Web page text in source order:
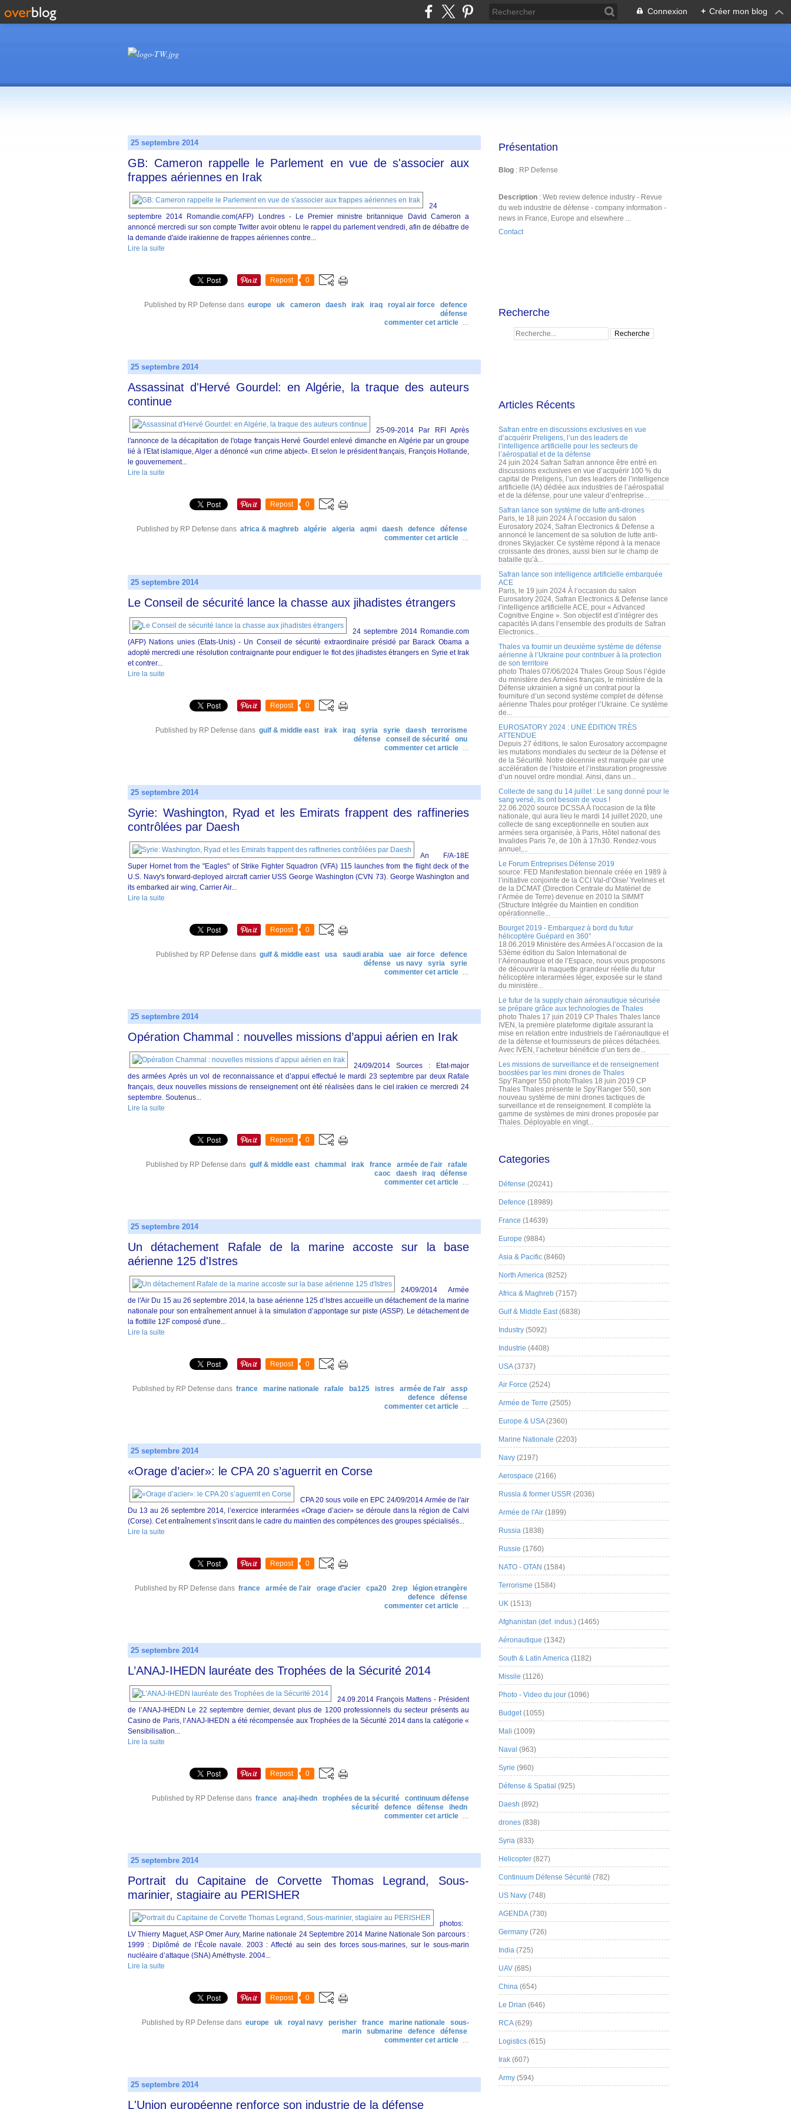
Connexion + Créer mon blog
25 septembre 2014
GB: Cameron rappelle le Parlement en vue de s'associer aux
frappes aériennes en Irak
24
septembre 2014 Romandie.com(AFP) Londres - Le Premier ministre britannique David Cameron a
annoncé mercredi sur son compte Twitter avoir obtenu le rappel du parlement vendredi, afin de débattre de
la demande d'aide irakienne de frappes aériennes contre...
Lire la suite
Repost 0
Published by RP Defense dans europe uk cameron daesh irak iraq royal air force
defence
défense
commenter cet article …
25 septembre 2014
Assassinat d'Hervé Gourdel: en Algérie, la traque des auteurs
continue
25-09-2014 Par RFI Après
l'annonce de la décapitation de l'otage français Hervé Gourdel enlevé dimanche en Algérie par un groupe
lié à l'Etat islamique, Alger a dénoncé «un crime abject». Et selon le président français, François Hollande,
le gouvernement...
Lire la suite
Repost 0
Published by RP Defense dans africa & maghreb algérie algeria aqmi daesh defence
défense
commenter cet article …
25 septembre 2014
Le Conseil de sécurité lance la chasse aux jihadistes étrangers
24 septembre 2014 Romandie.com
(AFP) Nations unies (Etats-Unis) - Un Conseil de sécurité extraordinaire présidé par Barack Obama a
adopté mercredi une résolution contraignante pour endiguer le flot des jihadistes étrangers en Syrie et Irak
et contrer...
Lire la suite
Repost 0
Published by RP Defense dans gulf & middle east irak iraq syria syrie daesh
terrorisme
défense
conseil de sécurité
onu
commenter cet article …
25 septembre 2014
Syrie: Washington, Ryad et les Emirats frappent des raffineries
contrôlées par Daesh
An F/A-18E
Super Hornet from the "Eagles" of Strike Fighter Squadron (VFA) 115 launches from the flight deck of the
U.S. Navy's forward-deployed aircraft carrier USS George Washington (CVN 73). George Washington and
its embarked air wing, Carrier Air...
Lire la suite
Repost 0
Published by RP Defense dans gulf & middle east usa saudi arabia uae air force
defence
défense
us navy syria
syrie
commenter cet article …
25 septembre 2014
Opération Chammal : nouvelles missions d’appui aérien en Irak
24/09/2014 Sources : Etat-major
des armées Après un vol de reconnaissance et d’appui effectué le mardi 23 septembre par deux Rafale
français, deux nouvelles missions de renseignement ont été réalisées dans le ciel irakien ce mercredi 24
septembre. Soutenus...
Lire la suite
Repost 0
Published by RP Defense dans gulf & middle east chammal irak france armée de l'air
rafale
caoc
daesh iraq
défense
commenter cet article …
25 septembre 2014
Un détachement Rafale de la marine accoste sur la base
aérienne 125 d'Istres
24/09/2014 Armée
de l'Air Du 15 au 26 septembre 2014, la base aérienne 125 d’Istres accueille un détachement de la marine
nationale pour son entraînement annuel à la simulation d’appontage sur piste (ASSP). Le détachement de
la flottille 12F composé d'une...
Lire la suite
Repost 0
Published by RP Defense dans france marine nationale rafale ba125 istres armée de l'air
assp
defence
défense
commenter cet article …
25 septembre 2014
«Orage d’acier»: le CPA 20 s’aguerrit en Corse
CPA 20 sous voile en EPC 24/09/2014 Armée de l'air
Du 13 au 26 septembre 2014, l’exercice interarmées «Orage d’acier» se déroule dans la région de Calvi
(Corse). Cet entraînement s’inscrit dans le cadre du maintien des compétences des groupes spécialisés...
Lire la suite
Repost 0
Published by RP Defense dans france armée de l'air orage d’acier cpa20 2rep
légion etrangère
defence
défense
commenter cet article …
25 septembre 2014
L’ANAJ-IHEDN lauréate des Trophées de la Sécurité 2014
24.09.2014 François Mattens - Président
de l’ANAJ-IHEDN Le 22 septembre dernier, devant plus de 1200 professionnels du secteur présents au
Casino de Paris, l’ANAJ-IHEDN a été récompensée aux Trophées de la Sécurité 2014 dans la catégorie «
Sensibilisation...
Lire la suite
Repost 0
Published by RP Defense dans france anaj-ihedn trophées de la sécurité
continuum défense
sécurité
defence défense
ihedn
commenter cet article …
25 septembre 2014
Portrait du Capitaine de Corvette Thomas Legrand, Sous-
marinier, stagiaire au PERISHER
photos:
LV Thierry Maguet, ASP Omer Aury, Marine nationale 24 Septembre 2014 Marine Nationale Son parcours :
1999 : Diplômé de l’École navale. 2003 : Affecté au sein des forces sous-marines, sur le sous-marin
nucléaire d’attaque (SNA) Améthyste. 2004...
Lire la suite
Repost 0
Published by RP Defense dans europe uk royal navy perisher france marine nationale
sous-
marin
submarine defence
défense
commenter cet article …
25 septembre 2014
L'Union européenne renforce son industrie de la défense
Présentation
Blog : RP Defense
Description : Web review defence industry - Revue
du web industrie de défense - company information -
news in France, Europe and elsewhere ...
Contact
Recherche
Articles Récents
Safran entre en discussions exclusives en vue
d’acquérir Preligens, l’un des leaders de
l’intelligence artificielle pour les secteurs de
l’aérospatial et de la défense
24 juin 2024 Safran Safran annonce être entré en
discussions exclusives en vue d’acquérir 100 % du
capital de Preligens, l’un des leaders de l’intelligence
artificielle (IA) dédiée aux industries de l’aérospatial
et de la défense, pour une valeur d’entreprise...
Safran lance son système de lutte anti-drones
Paris, le 18 juin 2024 À l’occasion du salon
Eurosatory 2024, Safran Electronics & Defense a
annoncé le lancement de sa solution de lutte anti-
drones Skyjacker. Ce système répond à la menace
croissante des drones, aussi bien sur le champ de
bataille qu’à...
Safran lance son intelligence artificielle embarquée
ACE
Paris, le 19 juin 2024 À l’occasion du salon
Eurosatory 2024, Safran Electronics & Defense lance
l’intelligence artificielle ACE, pour « Advanced
Cognitive Engine ». Son objectif est d’intégrer des
capacités IA dans l’ensemble des produits de Safran
Electronics...
Thales va fournir un deuxième système de défense
aérienne à l’Ukraine pour contribuer à la protection
de son territoire
photo Thales 07/06/2024 Thales Group Sous l’égide
du ministère des Armées français, le ministère de la
Défense ukrainien a signé un contrat pour la
fourniture d’un second système complet de défense
aérienne Thales pour protéger l’Ukraine. Ce système
de...
EUROSATORY 2024 : UNE ÉDITION TRÈS
ATTENDUE
Depuis 27 éditions, le salon Eurosatory accompagne
les mutations mondiales du secteur de la Défense et
de la Sécurité. Notre décennie est marquée par une
accélération de l’histoire et l’instauration progressive
d’un nouvel ordre mondial. Ainsi, dans un...
Collecte de sang du 14 juillet : Le sang donné pour le
sang versé, ils ont besoin de vous !
22.06.2020 source DCSSA À l'occasion de la fête
nationale, qui aura lieu le mardi 14 juillet 2020, une
collecte de sang exceptionnelle en soutien aux
armées sera organisée, à Paris, Hôtel national des
Invalides Paris 7e, de 10h à 17h30. Rendez-vous
annuel,...
Le Forum Entreprises Défense 2019
source: FED Manifestation biennale créée en 1989 à
l’initiative conjointe de la CCI Val-d’Oise/ Yvelines et
de la DCMAT (Direction Centrale du Matériel de
l’Armée de Terre) devenue en 2010 la SIMMT
(Structure Intégrée du Maintien en condition
opérationnelle...
Bourget 2019 - Embarquez à bord du futur
hélicoptère Guépard en 360°
18.06.2019 Ministère des Armées A l’occasion de la
53ème édition du Salon International de
l’Aéronautique et de l’Espace, nous vous proposons
de découvrir la maquette grandeur réelle du futur
hélicoptère interarmées léger, exposée sur le stand
du ministère...
Le futur de la supply chain aéronautique sécurisée
se prépare grâce aux technologies de Thales
photo Thales 17 juin 2019 CP Thales Thales lance
IVEN, la première plateforme digitale assurant la
mise en relation entre industriels de l’aéronautique et
de la défense et fournisseurs de pièces détachées.
Avec IVEN, l’acheteur bénéficie d’un tiers de...
Les missions de surveillance et de renseignement
boostées par les mini drones de Thales
Spy’Ranger 550 photoThales 18 juin 2019 CP
Thales Thales présente le Spy’Ranger 550, son
nouveau système de mini drones tactiques de
surveillance et de renseignement. Il complète la
gamme de systèmes de mini drones proposée par
Thales. Déployable en vingt...
Categories
Défense (20241)
Defence (18989)
France (14639)
Europe (9884)
Asia & Pacific (8460)
North America (8252)
Africa & Maghreb (7157)
Gulf & Middle East(6838)
Industry (5092)
Industrie (4408)
USA(3737)
Air Force (2524)
Armée de Terre (2505)
Europe & USA(2360)
Marine Nationale (2203)
Navy (2197)
Aerospace (2166)
Russia & former USSR (2036)
Armée de l'Air (1899)
Russia (1838)
Russie (1760)
NATO - OTAN (1584)
Terrorisme (1584)
UK (1513)
Afghanistan (def. indus.) (1465)
Aéronautique (1342)
South & Latin America (1182)
Missile (1126)
Photo - Video du jour (1096)
Budget(1055)
Mali (1009)
Naval (963)
Syrie (960)
Défense & Spatial (925)
Daesh (892)
drones (838)
Syria (833)
Helicopter (827)
Continuum Défense Sécurité (782)
US Navy (748)
AGENDA(730)
Germany (726)
India (725)
UAV (685)
China (654)
Le Drian (646)
RCA(629)
Logistics (615)
Irak (607)
Army (594)